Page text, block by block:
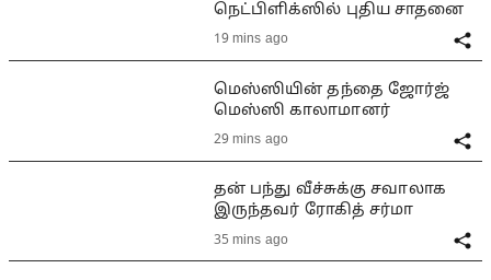
நெட்பிளிக்ஸில் புதிய சாதனை
19 mins ago
மெஸ்ஸியின் தந்தை ஜோர்ஜ்
மெஸ்ஸி காலாமானர்
29 mins ago
தன் பந்து வீச்சுக்கு சவாலாக
இருந்தவர் ரோகித் சர்மா
35 mins ago